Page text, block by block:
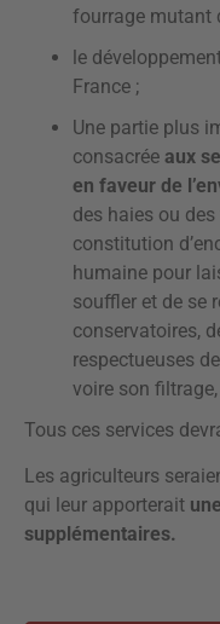
fourrage mutant
le
France ;
Une partie plus
consacrée aux
en faveur de
des haies ou
constitution
humaine pour
souffler et de se
conservatoires,
respectueuses
voire son
Tous ces services
Les agriculteurs
qui leur apporterait
supplémentaires.